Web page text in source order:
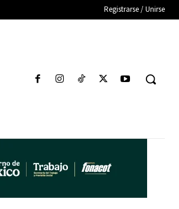
Registrarse / Unirse